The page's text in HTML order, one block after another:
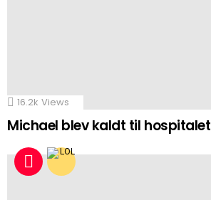
16.2k Views
Michael blev kaldt til hospitalet